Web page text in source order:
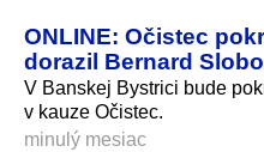
ONLINE: Očistec
dorazil Bernard
V Banskej Bystrici bude
v kauze Očistec.
minulý mesiac